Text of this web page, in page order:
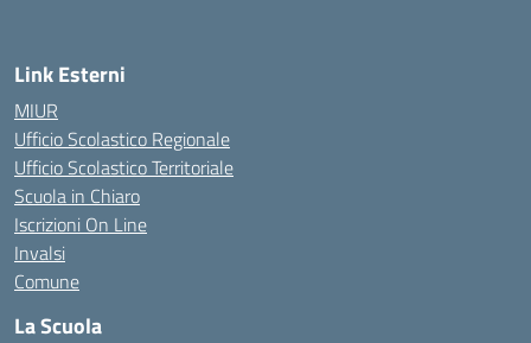
Link Esterni
MIUR
Ufficio Scolastico Regionale
Ufficio Scolastico Territoriale
Scuola in Chiaro
Iscrizioni On Line
Invalsi
Comune
La Scuola